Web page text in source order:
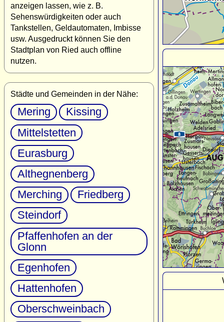
anzeigen lassen, wie z. B.
Sehenswürdigkeiten oder auch
Tankstellen, Geldautomaten, Imbisse
usw. Ausgedruckt können Sie den
Stadtplan von Ried auch offline
nutzen.
Städte und Gemeinden in der Nähe:
Mering
Kissing
Mittelstetten
Eurasburg
Althegnenberg
Merching
Friedberg
Steindorf
Pfaffenhofen an der
Glonn
Egenhofen
Hattenhofen
Oberschweinbach